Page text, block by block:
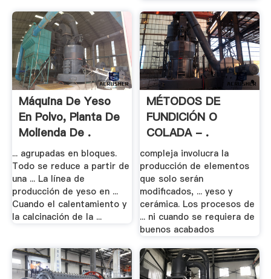
Máquina De Yeso
En Polvo, Planta De
Molienda De .
... agrupadas en bloques.
Todo se reduce a partir de
una ... La línea de
producción de yeso en ...
Cuando el calentamiento y
la calcinación de la ...
MÉTODOS DE
FUNDICIÓN O
COLADA - .
compleja involucra la
producción de elementos
que solo serán
modificados, ... yeso y
cerámica. Los procesos de
... ni cuando se requiera de
buenos acabados